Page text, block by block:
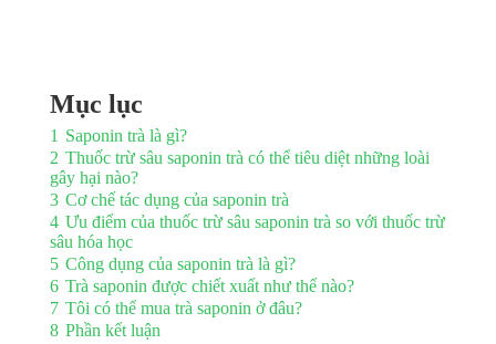
Mục lục
1 Saponin trà là gì?
2 Thuốc trừ sâu saponin trà có thể tiêu diệt những loài
gây hại nào?
3 Cơ chế tác dụng của saponin trà
4 Ưu điểm của thuốc trừ sâu saponin trà so với thuốc trừ
sâu hóa học
5 Công dụng của saponin trà là gì?
6 Trà saponin được chiết xuất như thế nào?
7 Tôi có thể mua trà saponin ở đâu?
8 Phần kết luận